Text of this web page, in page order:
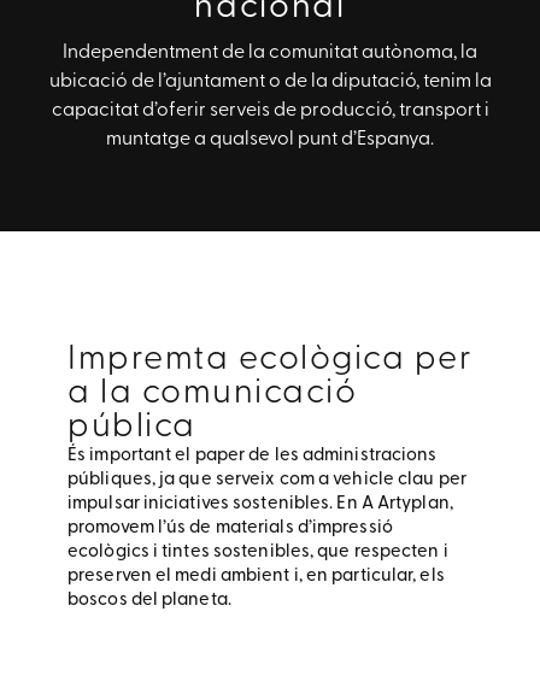
nacional
Independentment de la comunitat autònoma, la
ubicació de l’ajuntament o de la diputació, tenim la
capacitat d’oferir serveis de producció, transport i
muntatge a qualsevol punt d’Espanya.
Impremta ecològica per
a la comunicació
pública
És important el paper de les administracions
públiques, ja que serveix com a vehicle clau per
impulsar iniciatives sostenibles. En A Artyplan,
promovem l’ús de materials d’impressió
ecològics i tintes sostenibles, que respecten i
preserven el medi ambient i, en particular, els
boscos del planeta.